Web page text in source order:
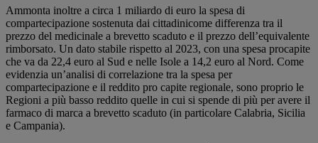
Ammonta inoltre a circa 1 miliardo di euro la spesa di
compartecipazione sostenuta dai cittadinicome differenza tra il
prezzo del medicinale a brevetto scaduto e il prezzo dell’equivalente
rimborsato. Un dato stabile rispetto al 2023, con una spesa procapite
che va da 22,4 euro al Sud e nelle Isole a 14,2 euro al Nord. Come
evidenzia un’analisi di correlazione tra la spesa per
compartecipazione e il reddito pro capite regionale, sono proprio le
Regioni a più basso reddito quelle in cui si spende di più per avere il
farmaco di marca a brevetto scaduto (in particolare Calabria, Sicilia
e Campania).